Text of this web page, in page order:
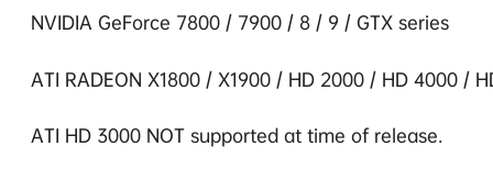
NVIDIA GeForce 7800 / 7900 / 8 / 9 / GTX series
ATI RADEON X1800 / X1900 / HD 2000 / HD 4000 /
ATI HD 3000 NOT supported at time of release.